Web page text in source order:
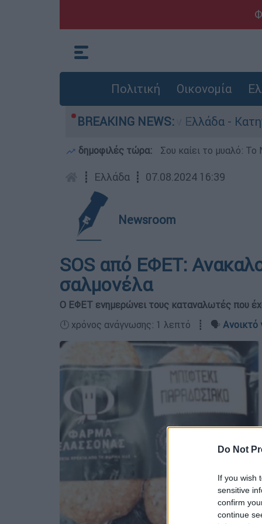
Do Not
If you wish
sensitive
confirm
continue
Πολιτική Οικονομία
BREAKING NEWS:
ανθρωποκτονίες στην Ελλάδα -
δημοφιλές τώρα: Σου καίει το μυαλό:
┋ Ελλάδα ┋ 07.08.2024 16:39
Newsroom
SOS από ΕΦΕΤ:
σαλμονέλα
Ο ΕΦΕΤ ενημερώνει τους καταναλωτές που
🕛 χρόνος ανάγνωσης: 1 λεπτό ┋ 🗣️ Ανοικτό